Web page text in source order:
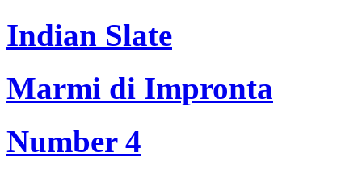
Indian Slate
Marmi di Impronta
Number 4